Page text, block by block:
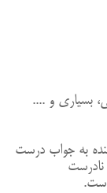
بسیاری و ....